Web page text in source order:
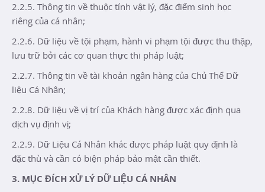
2.2.5. Thông tin về thuộc tính vật lý, đặc điểm sinh học
riêng của cá nhân;
2.2.6. Dữ liệu về tội phạm, hành vi phạm tội được thu thập,
lưu trữ bởi các cơ quan thực thi pháp luật;
2.2.7. Thông tin về tài khoản ngân hàng của Chủ Thể Dữ
liệu Cá Nhân;
2.2.8. Dữ liệu về vị trí của Khách hàng được xác định qua
dịch vụ định vị;
2.2.9. Dữ Liệu Cá Nhân khác được pháp luật quy định là
đặc thù và cần có biện pháp bảo mật cần thiết.
3. MỤC ĐÍCH XỬ LÝ DỮ LIỆU CÁ NHÂN